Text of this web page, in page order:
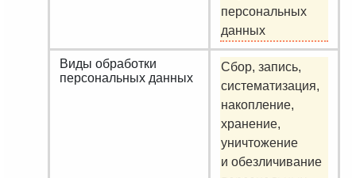
персональных
данных
Виды обработки
персональных данных
Сбор, запись,
систематизация,
накопление,
хранение,
уничтожение
и обезличивание